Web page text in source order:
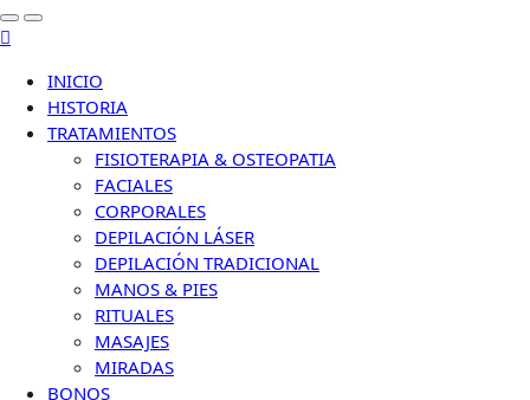
INICIO
HISTORIA
TRATAMIENTOS
FISIOTERAPIA & OSTEOPATIA
FACIALES
CORPORALES
DEPILACIÓN LÁSER
DEPILACIÓN TRADICIONAL
MANOS & PIES
RITUALES
MASAJES
MIRADAS
BONOS